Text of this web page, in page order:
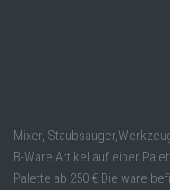
Mixer,
B-Ware Artikel auf einer
Palette ab 250 € Die ware